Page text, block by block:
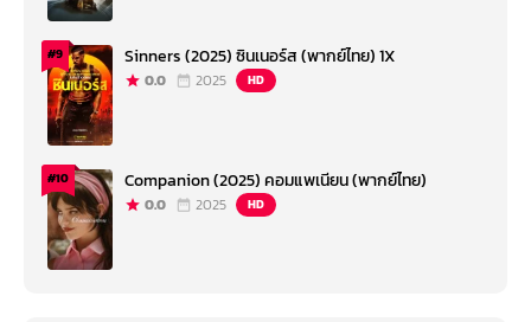
#9 Sinners (2025) ซินเนอร์ส (พากย์ไทย) 1X
0.0 2025 HD
#10 Companion (2025) คอมแพเนียน (พากย์ไทย)
0.0 2025 HD